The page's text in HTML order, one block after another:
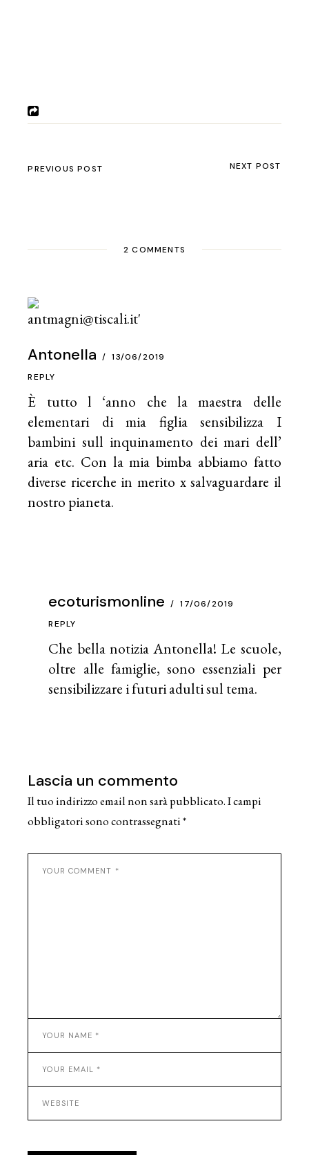
PREVIOUS POST NEXT POST
2 COMMENTS
Antonella 13/06/2019
È tutto l ‘anno che la maestra delle
elementari di mia figlia sensibilizza I
bambini sull inquinamento dei mari dell’
aria etc. Con la mia bimba abbiamo fatto
diverse ricerche in merito x salvaguardare il
nostro pianeta.
REPLY
ecoturismonline 17/06/2019
Che bella notizia Antonella! Le scuole,
oltre alle famiglie, sono essenziali per
sensibilizzare i futuri adulti sul tema.
REPLY
Lascia un commento
Il tuo indirizzo email non sarà pubblicato.I campi
obbligatori sono contrassegnati*